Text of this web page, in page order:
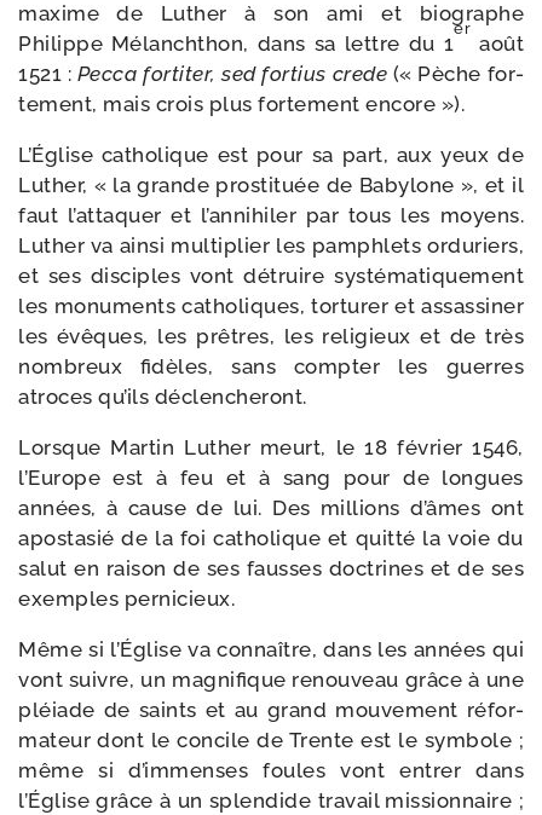
maxime de Luther à son ami et bio­graphe
Philippe Mélanchthon, dans sa lettre du 1
er
août
1521 : Pecca for­ti­ter, sed for­tius crede (« Pèche for­
te­ment, mais crois plus for­te­ment encore »).
L’Église catho­lique est pour sa part, aux yeux de
Luther, « la grande pros­ti­tuée de Babylone », et il
faut l’attaquer et l’annihiler par tous les moyens.
Luther va ain­si mul­ti­plier les pam­phlets ordu­riers,
et ses dis­ciples vont détruire sys­té­ma­ti­que­ment
les monu­ments catho­liques, tor­tu­rer et assas­si­ner
les évêques, les prêtres, les reli­gieux et de très
nom­breux fidèles, sans comp­ter les guerres
atroces qu’ils déclencheront.
Lorsque Martin Luther meurt, le 18 février 1546,
l’Europe est à feu et à sang pour de longues
années, à cause de lui. Des mil­lions d’âmes ont
apos­ta­sié de la foi catho­lique et quit­té la voie du
salut en rai­son de ses fausses doc­trines et de ses
exemples pernicieux.
Même si l’Église va connaître, dans les années qui
vont suivre, un magni­fique renou­veau grâce à une
pléiade de saints et au grand mou­ve­ment réfor­
ma­teur dont le concile de Trente est le sym­bole ;
même si d’immenses foules vont entrer dans
l’Église grâce à un splen­dide tra­vail mis­sion­naire ;